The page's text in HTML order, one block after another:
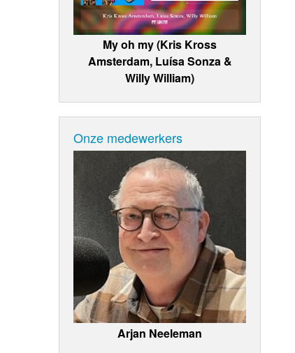
My oh my (Kris Kross
Amsterdam, Luísa Sonza &
Willy William)
Onze medewerkers
Arjan Neeleman